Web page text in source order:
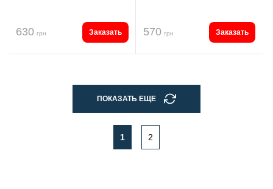
630 грн Заказать 570 грн Заказать
ПОКАЗАТЬ ЕЩЕ
1 2